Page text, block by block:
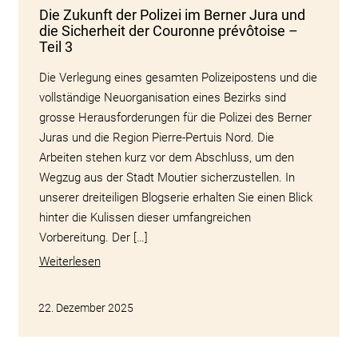
Die Zukunft der Polizei im Berner Jura und
die Sicherheit der Couronne prévôtoise –
Teil 3
Die Verlegung eines gesamten Polizeipostens und die
vollständige Neuorganisation eines Bezirks sind
grosse Herausforderungen für die Polizei des Berner
Juras und die Region Pierre-Pertuis Nord. Die
Arbeiten stehen kurz vor dem Abschluss, um den
Wegzug aus der Stadt Moutier sicherzustellen. In
unserer dreiteiligen Blogserie erhalten Sie einen Blick
hinter die Kulissen dieser umfangreichen
Vorbereitung. Der […]
Weiterlesen
22. Dezember 2025